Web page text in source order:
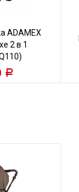
ADAMEX
2 в 1
Р